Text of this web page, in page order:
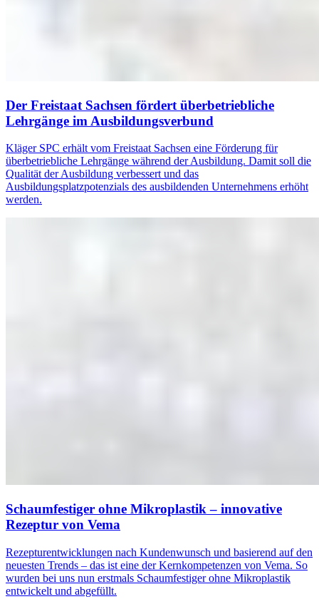
Der Freistaat Sachsen fördert überbetriebliche
Lehrgänge im Ausbildungsverbund
Kläger SPC erhält vom Freistaat Sachsen eine Förderung für
überbetriebliche Lehrgänge während der Ausbildung. Damit soll die
Qualität der Ausbildung verbessert und das
Ausbildungsplatzpotenzials des ausbildenden Unternehmens erhöht
werden.
Schaumfestiger ohne Mikroplastik – innovative
Rezeptur von Vema
Rezepturentwicklungen nach Kundenwunsch und basierend auf den
neuesten Trends – das ist eine der Kernkompetenzen von Vema. So
wurden bei uns nun erstmals Schaumfestiger ohne Mikroplastik
entwickelt und abgefüllt.